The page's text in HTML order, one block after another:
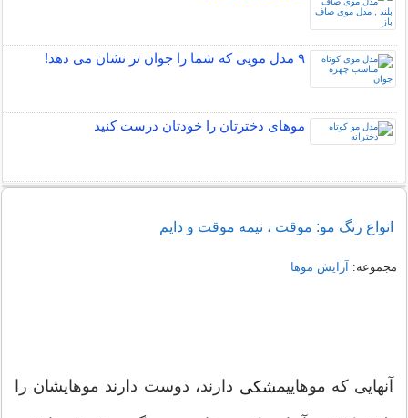
۹ مدل مویی که شما را جوان تر نشان می دهد!
موهای دخترتان را خودتان درست کنید
انواع رنگ مو: موقت ، نیمه موقت و دایم
مجموعه: آرایش موها
آنهایی كه موهاییمشكی دارند، دوست دارند موهایشان را